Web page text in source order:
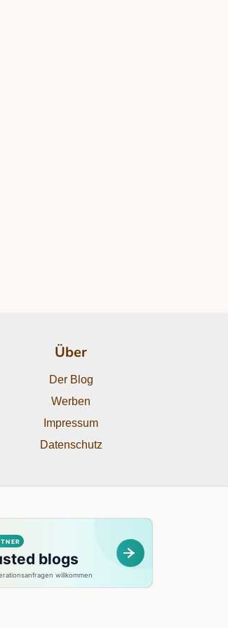
Über
Der Blog
Werben
Impressum
Datenschutz